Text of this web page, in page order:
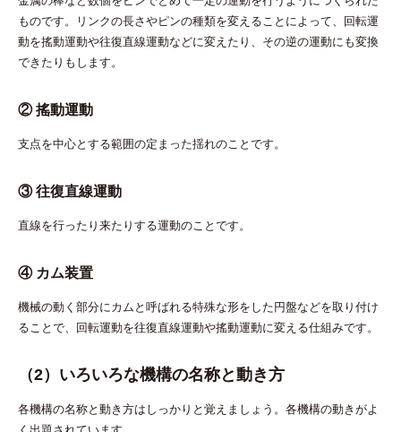
ものです。リンクの長さやピンの種類を変えることによって、回転運
動を搖動運動や往復直線運動などに変えたり、その逆の運動にも変換
できたりもします。
② 搖動運動
支点を中心とする範囲の定まった揺れのことです。
③ 往復直線運動
直線を行ったり来たりする運動のことです。
④ カム装置
機械の動く部分にカムと呼ばれる特殊な形をした円盤などを取り付け
ることで、回転運動を往復直線運動や搖動運動に変える仕組みです。
（2）いろいろな機構の名称と動き方
各機構の名称と動き方はしっかりと覚えましょう。各機構の動きがよ